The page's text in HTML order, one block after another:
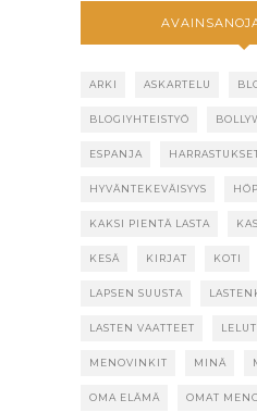
ARKI ASKARTELU
BLOGIYHTEISTYÖ
ESPANJA
HYVÄNTEKEVÄISYYS
KAKSI PIENTÄ LASTA
KESÄ KIRJAT KOTI
LAPSEN SUUSTA
LASTEN VAATTEET LELUT
MENOVINKIT MINÄ
OMA ELÄMÄ OMAT